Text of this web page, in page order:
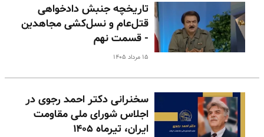
تاریخچه جنبش دادخواهی
قتل‌عام و نسل‌کشی مجاهدین
- قسمت نهم
۱۵ مرداد ۱۴۰۵
سخنرانی دکتر احمد رجوی در
اجلاس شورای ملی مقاومت
ایران، تیرماه ۱۴۰۵